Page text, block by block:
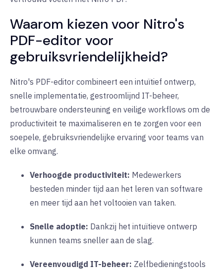
Waarom kiezen voor Nitro's
PDF-editor voor
gebruiksvriendelijkheid?
Nitro's PDF-editor combineert een intuïtief ontwerp,
snelle implementatie, gestroomlijnd IT-beheer,
betrouwbare ondersteuning en veilige workflows om de
productiviteit te maximaliseren en te zorgen voor een
soepele, gebruiksvriendelijke ervaring voor teams van
elke omvang.
Verhoogde productiviteit: Medewerkers
besteden minder tijd aan het leren van software
en meer tijd aan het voltooien van taken.
Snelle adoptie: Dankzij het intuïtieve ontwerp
kunnen teams sneller aan de slag.
Vereenvoudigd IT-beheer: Zelfbedieningstools